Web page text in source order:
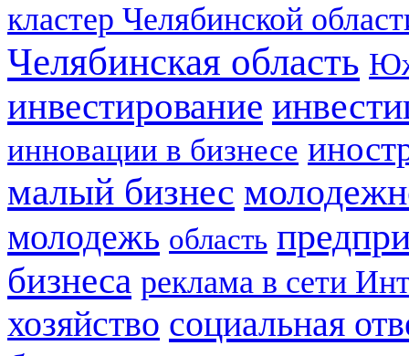
кластер Челябинской
Челябинская область
инвестирование
инновации в бизнесе
малый бизнес
молодежь область
бизнеса реклама в сети
хозяйство социальная